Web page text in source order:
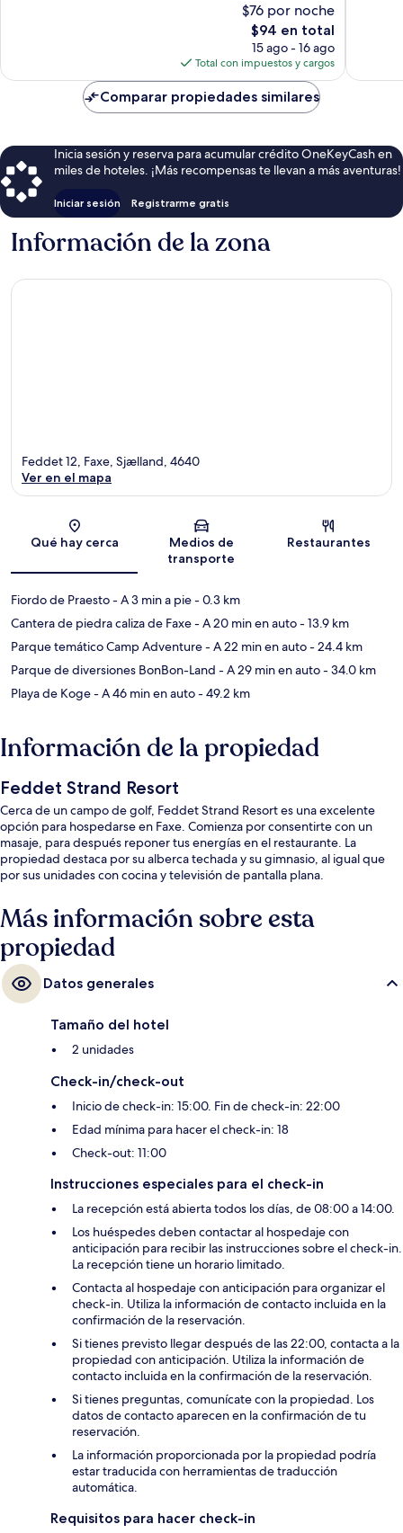
$76 por noche
El
precio
actual
es
de
$94
$94 en total
15 ago - 16 ago
Total con impuestos y cargos
Comparar propiedades similares
Inicia sesión y reserva para acumular crédito OneKeyCash en
miles de hoteles. ¡Más recompensas te llevan a más aventuras!
Iniciar sesión Registrarme gratis
Información de la zona
Sección del mapa
Feddet 12, Faxe, Sjælland, 4640
Ver en el mapa
Qué hay cerca
Medios de
transporte
Restaurantes
Fiordo de Praesto- A 3 min a pie- 0.3 km
Cantera de piedra caliza de Faxe- A 20 min en auto- 13.9 km
Parque temático Camp Adventure- A 22 min en auto- 24.4 km
Parque de diversiones BonBon-Land - A 29 min en auto- 34.0 km
Playa de Koge- A 46 min en auto- 49.2 km
Información de la propiedad
Feddet Strand Resort
Cerca de un campo de golf, Feddet Strand Resort es una excelente
opción para hospedarse en Faxe. Comienza por consentirte con un
masaje, para después reponer tus energías en el restaurante. La
propiedad destaca por su alberca techada y su gimnasio, al igual que
por sus unidades con cocina y televisión de pantalla plana.
Más información sobre esta
propiedad
Datos generales
Tamaño del hotel
2 unidades
Check-in/check-out
Inicio de check-in: 15:00. Fin de check-in: 22:00
Edad mínima para hacer el check-in: 18
Check-out: 11:00
Instrucciones especiales para el check-in
La recepción está abierta todos los días, de 08:00 a 14:00.
Los huéspedes deben contactar al hospedaje con
anticipación para recibir las instrucciones sobre el check-in.
La recepción tiene un horario limitado.
Contacta al hospedaje con anticipación para organizar el
check-in. Utiliza la información de contacto incluida en la
confirmación de la reservación.
Si tienes previsto llegar después de las 22:00, contacta a la
propiedad con anticipación. Utiliza la información de
contacto incluida en la confirmación de la reservación.
Si tienes preguntas, comunícate con la propiedad. Los
datos de contacto aparecen en la confirmación de tu
reservación.
La información proporcionada por la propiedad podría
estar traducida con herramientas de traducción
automática.
Requisitos para hacer check-in